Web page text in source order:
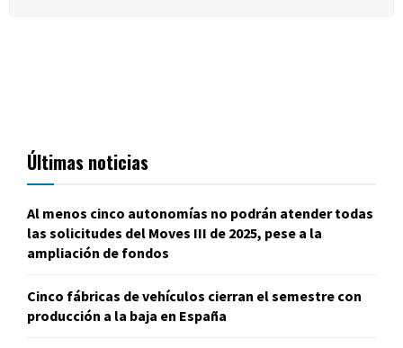
Últimas noticias
Al menos cinco autonomías no podrán atender todas
las solicitudes del Moves III de 2025, pese a la
ampliación de fondos
Cinco fábricas de vehículos cierran el semestre con
producción a la baja en España